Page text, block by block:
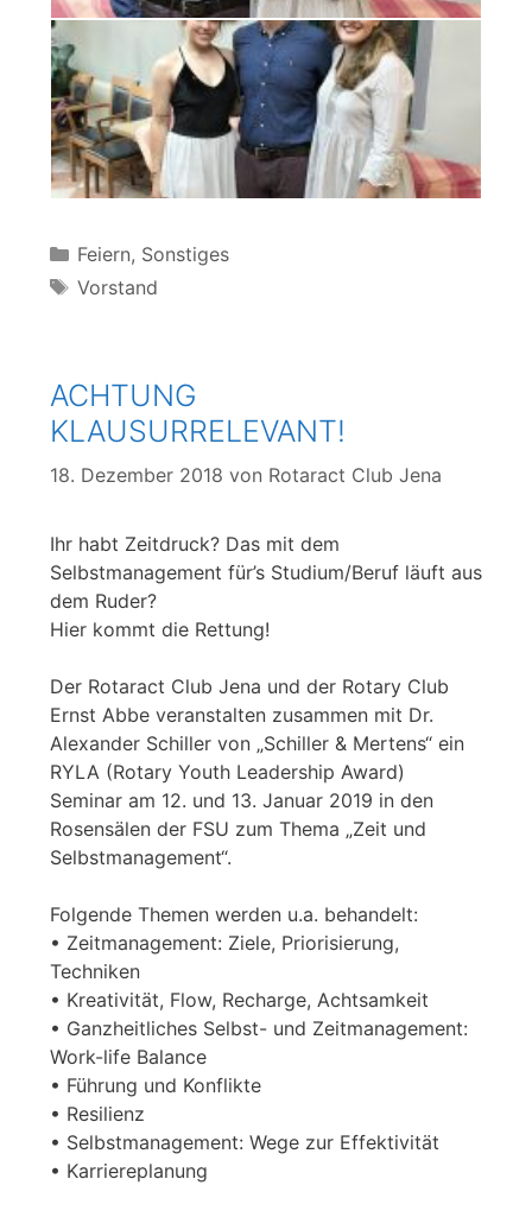
Kategorien
Feiern, Sonstiges
Schlagwörter
Vorstand
ACHTUNG
KLAUSURRELEVANT!
18. Dezember 2018 von Rotaract Club Jena
Ihr habt Zeitdruck? Das mit dem
Selbstmanagement für’s Studium/Beruf läuft aus
dem Ruder?
Hier kommt die Rettung!
Der Rotaract Club Jena und der Rotary Club
Ernst Abbe veranstalten zusammen mit Dr.
Alexander Schiller von „Schiller & Mertens“ ein
RYLA (Rotary Youth Leadership Award)
Seminar am 12. und 13. Januar 2019 in den
Rosensälen der FSU zum Thema „Zeit und
Selbstmanagement“.
Folgende Themen werden u.a. behandelt:
• Zeitmanagement: Ziele, Priorisierung,
Techniken
• Kreativität, Flow, Recharge, Achtsamkeit
• Ganzheitliches Selbst- und Zeitmanagement:
Work-life Balance
• Führung und Konflikte
• Resilienz
• Selbstmanagement: Wege zur Effektivität
• Karriereplanung